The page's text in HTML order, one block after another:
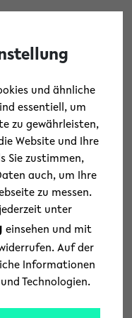
News
Dr. Alfred
Senat der
Dr. Alfred
und ähnliche
essentiell, um
zu gewährleisten,
Website und Ihre
Sie zustimmen,
auch, um Ihre
zu messen.
unter
einsehen und mit
Auf der
Informationen
Technologien.